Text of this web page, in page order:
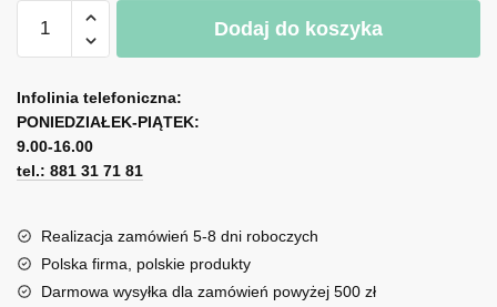
Cztery
ze
słoniem
i
napisem
Dodaj do koszyka
l
t
e
r
a
t
i
Infolinia telefoniczna:
PONIEDZIAŁEK-PIĄTEK:
9.00-16.00
tel.: 881 31 71 81
Realizacja zamówień 5-8 dni roboczych
Polska firma, polskie produkty
Darmowa wysyłka dla zamówień powyżej 500 zł